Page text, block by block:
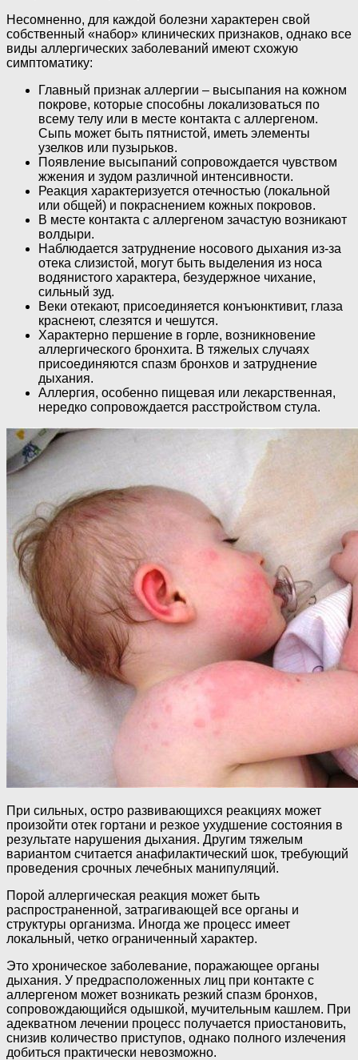
Несомненно, для каждой болезни характерен свой
собственный «набор» клинических признаков, однако все
виды аллергических заболеваний имеют схожую
симптоматику:
Главный признак аллергии – высыпания на кожном
покрове, которые способны локализоваться по
всему телу или в месте контакта с аллергеном.
Сыпь может быть пятнистой, иметь элементы
узелков или пузырьков.
Появление высыпаний сопровождается чувством
жжения и зудом различной интенсивности.
Реакция характеризуется отечностью (локальной
или общей) и покраснением кожных покровов.
В месте контакта с аллергеном зачастую возникают
волдыри.
Наблюдается затруднение носового дыхания из-за
отека слизистой, могут быть выделения из носа
водянистого характера, безудержное чихание,
сильный зуд.
Веки отекают, присоединяется конъюнктивит, глаза
краснеют, слезятся и чешутся.
Характерно першение в горле, возникновение
аллергического бронхита. В тяжелых случаях
присоединяются спазм бронхов и затруднение
дыхания.
Аллергия, особенно пищевая или лекарственная,
нередко сопровождается расстройством стула.
При сильных, остро развивающихся реакциях может
произойти отек гортани и резкое ухудшение состояния в
результате нарушения дыхания. Другим тяжелым
вариантом считается анафилактический шок, требующий
проведения срочных лечебных манипуляций.
Порой аллергическая реакция может быть
распространенной, затрагивающей все органы и
структуры организма. Иногда же процесс имеет
локальный, четко ограниченный характер.
Это хроническое заболевание, поражающее органы
дыхания. У предрасположенных лиц при контакте с
аллергеном может возникать резкий спазм бронхов,
сопровождающийся одышкой, мучительным кашлем. При
адекватном лечении процесс получается приостановить,
снизив количество приступов, однако полного излечения
добиться практически невозможно.